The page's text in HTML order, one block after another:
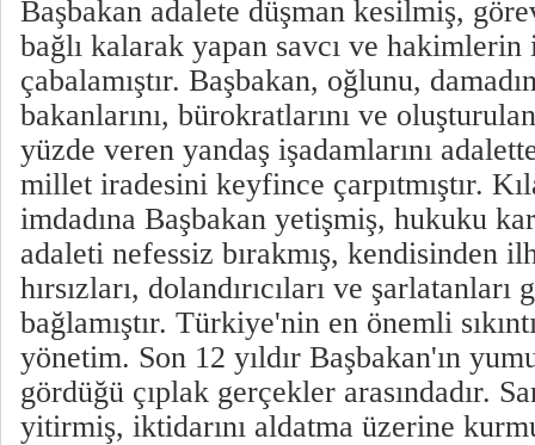
Başbakan adalete düşman kesilmiş,
bağlı kalarak yapan savcı ve hakimlerin
çabalamıştır. Başbakan, oğlunu,
bakanlarını, bürokratlarını ve
yüzde veren yandaş işadamlarını
millet iradesini keyfince çarpıtmıştır.
imdadına Başbakan yetişmiş, hukuku
adaleti nefessiz bırakmış, kendisinden
hırsızları, dolandırıcıları ve şarlatanları
bağlamıştır. Türkiye'nin en önemli
yönetim. Son 12 yıldır Başbakan'ın
gördüğü çıplak gerçekler arasındadır.
yitirmiş, iktidarını aldatma üzerine